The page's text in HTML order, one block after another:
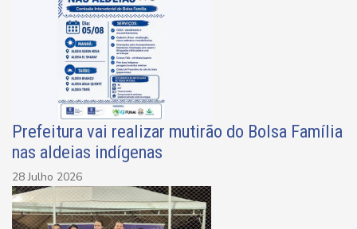
Prefeitura vai realizar mutirão do Bolsa Família
nas aldeias indígenas
28 Julho 2026